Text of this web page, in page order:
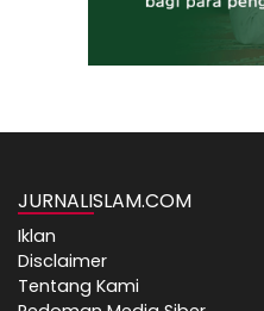
JURNALISLAM.COM
Iklan
Disclaimer
Tentang Kami